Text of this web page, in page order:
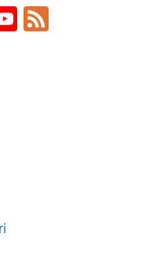
YouTube